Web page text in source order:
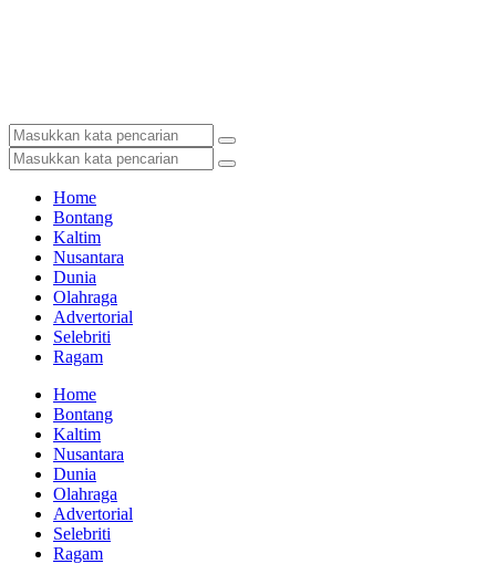
Home
Bontang
Kaltim
Nusantara
Dunia
Olahraga
Advertorial
Selebriti
Ragam
Home
Bontang
Kaltim
Nusantara
Dunia
Olahraga
Advertorial
Selebriti
Ragam